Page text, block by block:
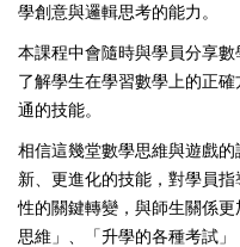
學創意與邏輯思考的能力。
本課程中會隨時與學員分享
了解學生在學習數學上的正
通的技能。
相信這幾堂數學思維與遊戲
新、更進化的技能，對學員
性的關鍵轉變，與師生關係
思維」、「升學的各種考試